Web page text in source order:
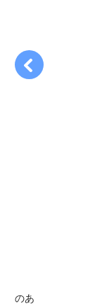
のあ